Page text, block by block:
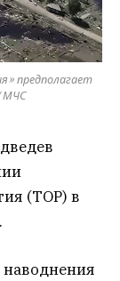
предполагает
МЧС
(ТОР) в
наводнения